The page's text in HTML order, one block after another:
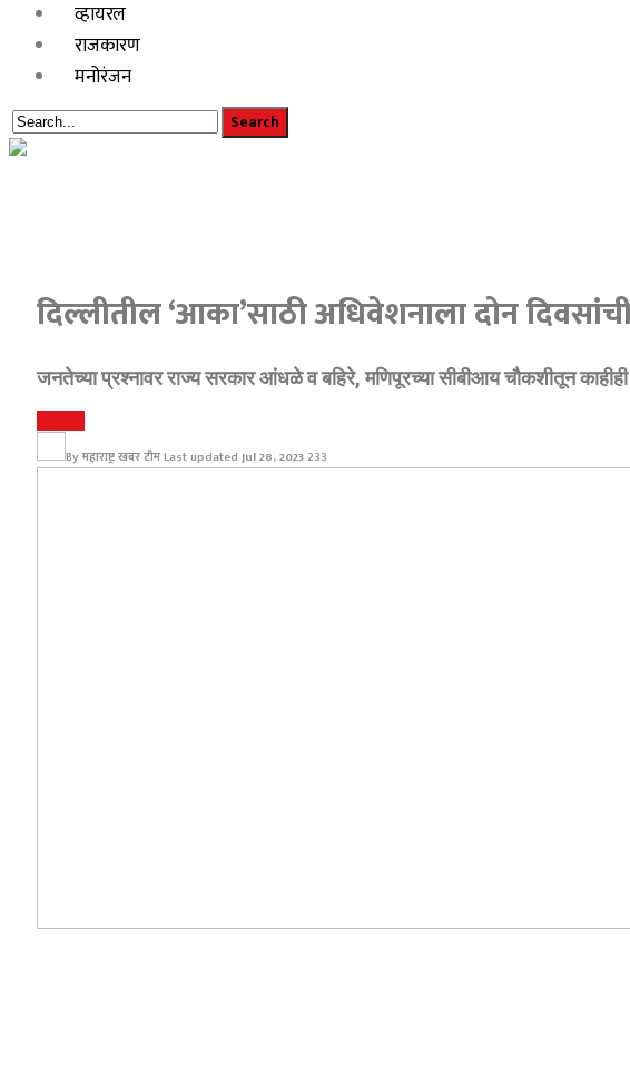
व्हायरल
राजकारण
मनोरंजन
दिल्लीतील ‘आका’साठी अधिवेशनाला दोन
जनतेच्या प्रश्नावर राज्य सरकार आंधळे व बहिरे, मणिपूरच्या सीबीआय चौकशीतून काहीही
Byमहाराष्ट्र खबर टीमLast updated Jul 28, 2023 233